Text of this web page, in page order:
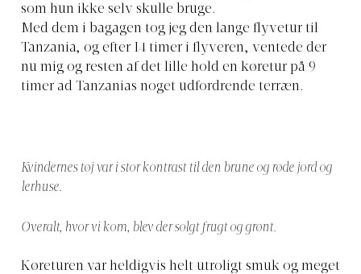
som hun ikke selv skulle bruge.
Med dem i bagagen tog jeg den lange flyvetur til
Tanzania, og efter 14 timer i flyveren, ventede der
nu mig og resten af det lille hold en køretur på 9
timer ad Tanzanias noget udfordrende terræn.
Kvindernes tøj var i stor kontrast til den brune og røde jord og
lerhuse.
Overalt, hvor vi kom, blev der solgt frugt og grønt.
Køreturen var heldigvis helt utroligt smuk og meget